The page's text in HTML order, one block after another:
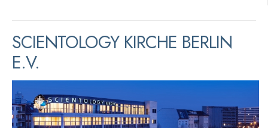
SCIENTOLOGY KIRCHE BERLIN
E.V.